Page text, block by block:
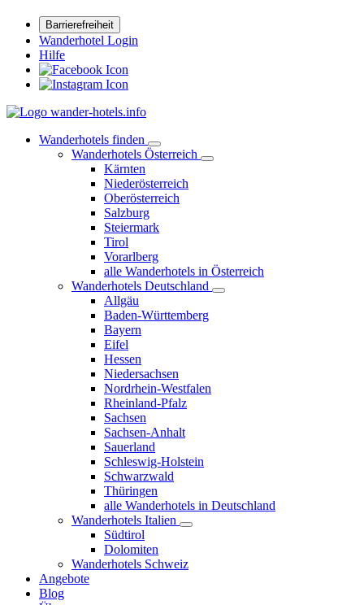
Barrierefreiheit
Wanderhotel Login
Hilfe
Wanderhotels finden
Wanderhotels Österreich
Kärnten
Niederösterreich
Oberösterreich
Salzburg
Steiermark
Tirol
Vorarlberg
alle Wanderhotels in Österreich
Wanderhotels Deutschland
Allgäu
Baden-Württemberg
Bayern
Eifel
Hessen
Niedersachsen
Nordrhein-Westfalen
Rheinland-Pfalz
Sachsen
Sachsen-Anhalt
Sauerland
Schleswig-Holstein
Schwarzwald
Thüringen
alle Wanderhotels in Deutschland
Wanderhotels Italien
Südtirol
Dolomiten
Wanderhotels Schweiz
Angebote
Blog